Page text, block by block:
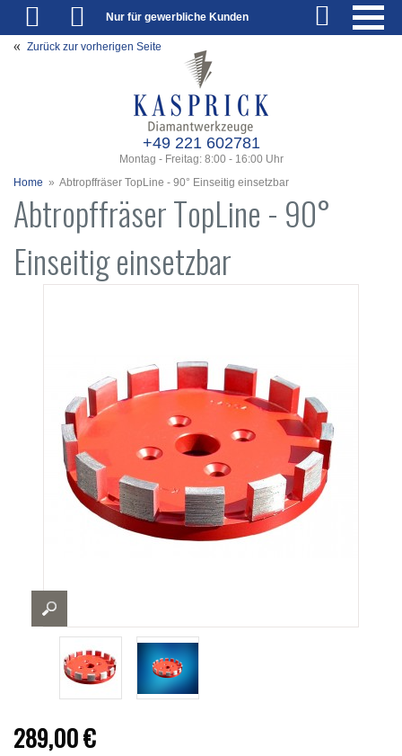
Nur für gewerbliche Kunden
+49 221 602781
Montag - Freitag: 8:00 - 16:00 Uhr
Home » Abtropffräser TopLine - 90° Einseitig einsetzbar
Zurück zur vorherigen Seite
Abtropffräser TopLine - 90°
Einseitig einsetzbar
289,00 €